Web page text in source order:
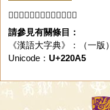
「𢂥」字未收錄於本資料庫。
請參見有關條目：
《漢語大字典》：（一版）
Unicode： U+220A5